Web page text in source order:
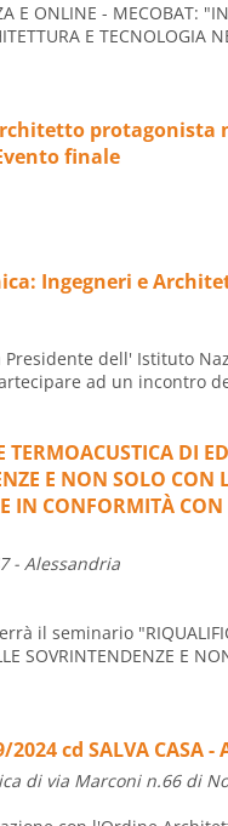
E ONLINE - MECOBAT:
E TECNOLOGIA
finale
Ingegneri e
dell' Istituto
ad un incontro
DI
E NON SOLO CON
IN CONFORMITÀ
- Alessandria
il seminario
SOVRINTENDENZE E
cd SALVA CASA
di via Marconi n.66 di